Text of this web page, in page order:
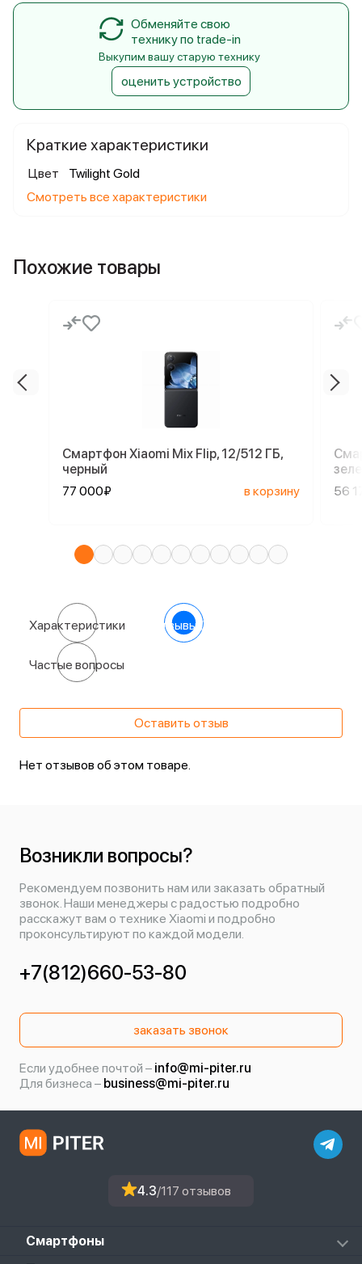
Краткие характеристики
Цвет
Twilight Gold
Смотреть все характеристики
Обменяйте свою
технику по trade-in
Выкупим вашу старую технику
оценить устройство
Похожие товары
Смартфон Xiaomi Mix Flip, 12/512 ГБ,
черный
77 000₽
в корзину
56
Характеристики Отзывы (0)
Частые вопросы
Оставить отзыв
Нет отзывов об этом товаре.
Возникли вопросы?
Рекомендуем позвонить нам или заказать обратный
звонок. Наши менеджеры с радостью подробно
расскажут вам о технике Xiaomi и подробно
проконсультируют по каждой модели.
+7(812)660-53-80
заказать звонок
Если удобнее почтой – info@mi-piter.ru
Для бизнеса – business@mi-piter.ru
4.3/117 отзывов
Смартфоны